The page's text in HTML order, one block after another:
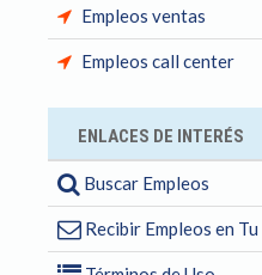
Empleos ventas
Empleos call center
ENLACES DE INTERÉS
Buscar Empleos
Recibir Empleos en Tu